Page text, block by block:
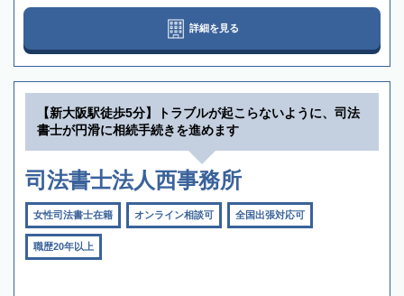
詳細を見る
【新大阪駅徒歩5分】トラブルが起こらないように、司法
書士が円滑に相続手続きを進めます
司法書士法人西事務所
女性司法書士在籍 オンライン相談可 全国出張対応可
職歴20年以上